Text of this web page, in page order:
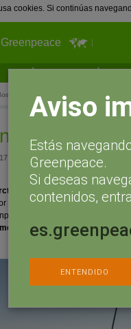
cookies. Si continúas
¿Qué puedes hacer tú?
Arctic 30
el caso de
a las 16:40
Sunrise
, uno de los tres
las fuerzas de seguridad rusas.
y dos periodistas
en cárceles rusas ,
Aviso
Estás
Greenpeace.
Si deseas
contenidos,
ENTENDIDO